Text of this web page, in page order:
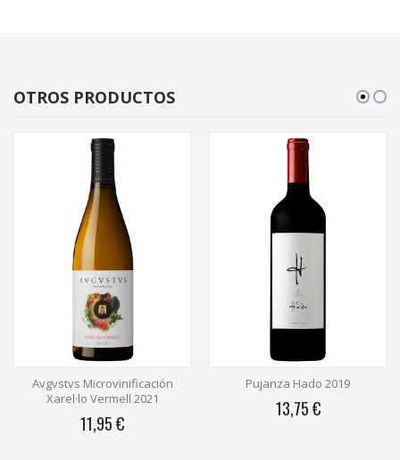
OTROS PRODUCTOS
Avgvstvs Microvinificación
Xarel·lo Vermell 2021
11,95 €
Pujanza Hado 2019
13,75 €